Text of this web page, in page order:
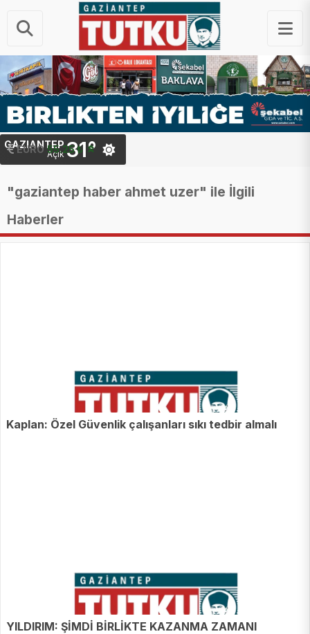
EURO 55.25 ₺
STERLIN 64.48 ₺
GAZIANTEP
Açık31°
"gaziantep haber ahmet uzer" ile İlgili
Haberler
Kaplan: Özel Güvenlik çalışanları sıkı tedbir almalı
YILDIRIM: ŞİMDİ BİRLİKTE KAZANMA ZAMANI